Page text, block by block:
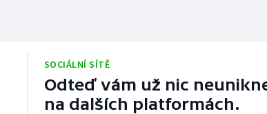
SOCIÁLNÍ SÍTĚ
Odteď vám už nic
na dalších platformách.